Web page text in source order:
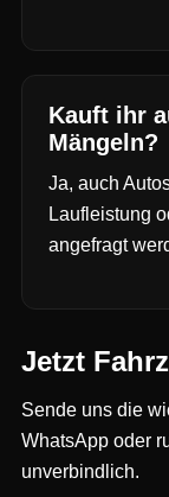
Kauft ihr
Mängeln?
Ja, auch
Laufleistung
angefragt
Jetzt
Sende uns die
WhatsApp oder
unverbindlich.